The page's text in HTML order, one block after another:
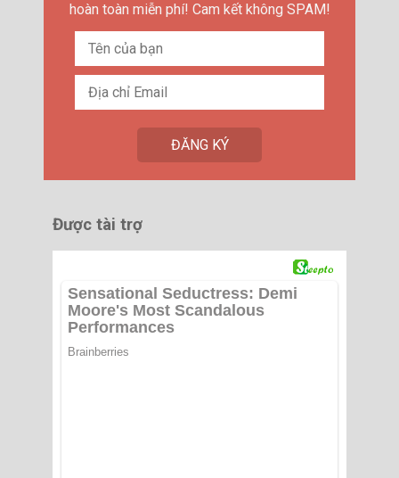
hoàn toàn miễn phí! Cam kết không SPAM!
Được tài trợ